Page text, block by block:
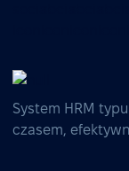
System HRM
czasem,